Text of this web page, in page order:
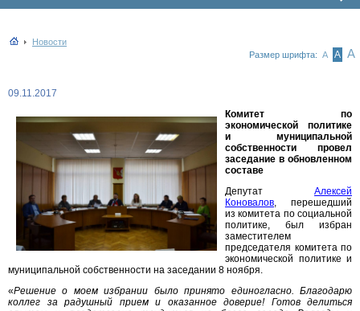
Новости
Размер шрифта: А А А
09.11.2017
Комитет по
экономической политике
и муниципальной
собственности провел
заседание в обновленном
составе
Депутат Алексей
Коновалов, перешедший
из комитета по социальной
политике, был избран
заместителем
председателя комитета по
экономической политике и
муниципальной собственности на заседании 8 ноября.
«Решение о моем избрании было принято единогласно. Благодарю
коллег за радушный прием и оказанное доверие! Готов делиться